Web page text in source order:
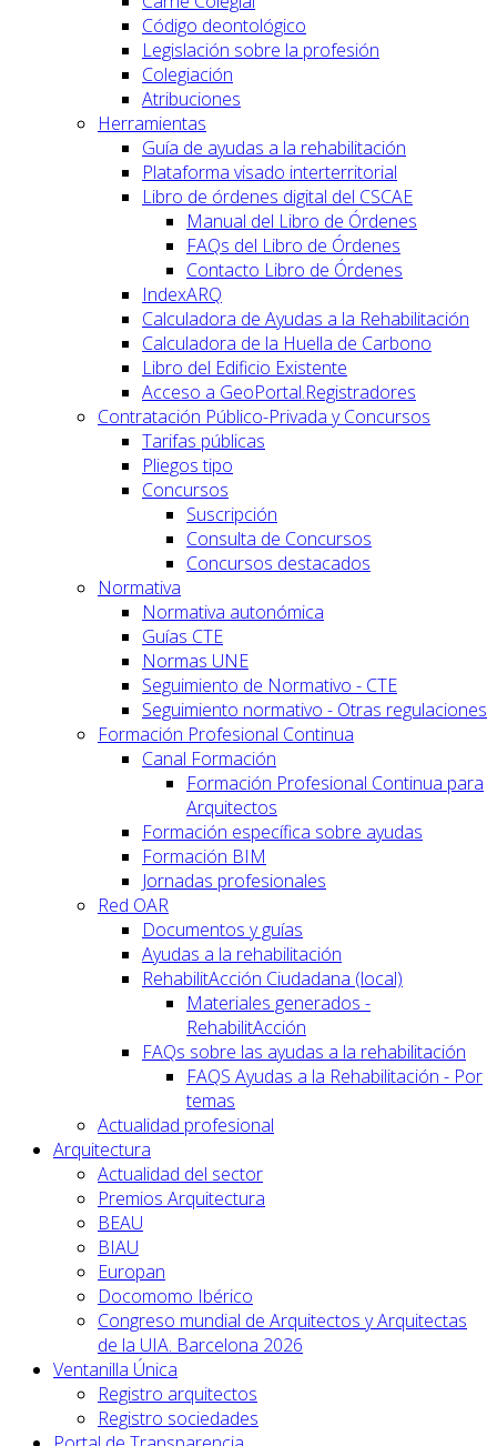
Código deontológico
Legislación sobre la profesión
Colegiación
Atribuciones
Herramientas
Guía de ayudas a la rehabilitación
Plataforma visado interterritorial
Libro de órdenes digital del CSCAE
Manual del Libro de Órdenes
FAQs del Libro de Órdenes
Contacto Libro de Órdenes
IndexARQ
Calculadora de Ayudas a la Rehabilitación
Calculadora de la Huella de Carbono
Libro del Edificio Existente
Acceso a GeoPortal.Registradores
Contratación Público-Privada y Concursos
Tarifas públicas
Pliegos tipo
Concursos
Suscripción
Consulta de Concursos
Concursos destacados
Normativa
Normativa autonómica
Guías CTE
Normas UNE
Seguimiento de Normativo - CTE
Seguimiento normativo - Otras regulaciones
Formación Profesional Continua
Canal Formación
Formación Profesional Continua para
Arquitectos
Formación específica sobre ayudas
Formación BIM
Jornadas profesionales
Red OAR
Documentos y guías
Ayudas a la rehabilitación
RehabilitAcción Ciudadana (local)
Materiales generados -
RehabilitAcción
FAQs sobre las ayudas a la rehabilitación
FAQS Ayudas a la Rehabilitación - Por
temas
Actualidad profesional
Arquitectura
Actualidad del sector
Premios Arquitectura
BEAU
BIAU
Europan
Docomomo Ibérico
Congreso mundial de Arquitectos y Arquitectas
de la UIA. Barcelona 2026
Ventanilla Única
Registro arquitectos
Registro sociedades